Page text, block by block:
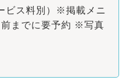
ビス料別）※掲載メニ
前までに要予約 ※写真